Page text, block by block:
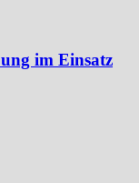
im Einsatz